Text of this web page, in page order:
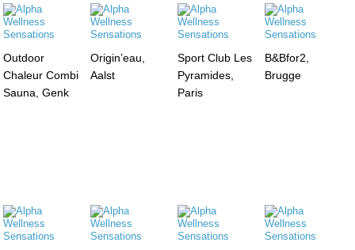
Outdoor
Chaleur Combi
Sauna, Genk
Origin’eau,
Aalst
Sport Club Les
Pyramides,
Paris
B&Bfor2,
Brugge